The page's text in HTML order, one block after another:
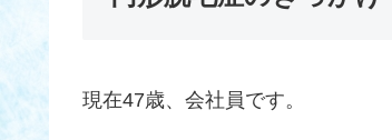
現在47歳、会社員です。